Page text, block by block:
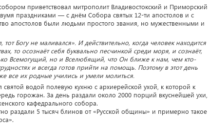
приветствовал митрополит Владивостокский и Приморский
праздниками — с днём Собора святых 12-ти апостолов и с
апостолов были людьми простого звания, но мужественными и
Богу не маливался». И действительно, когда человек находится
то осознаёт себя буквально песчинкой среди моря, и сознаёт,
Всемогущий, но и Вселюбящий, что Он ближе к нам, чем кто-
и всегда готов прийти на помощь. Поэтому в этот день
все их родные учились и умели молиться.
водой полевую кухню с архиерейской ухой, к которой к
горожан. За день раздали около 2000 порций вкуснейшей ухи,
кафедрального собора.
раздали 5 тысяч блинов от «Русской общины» и примерно такое